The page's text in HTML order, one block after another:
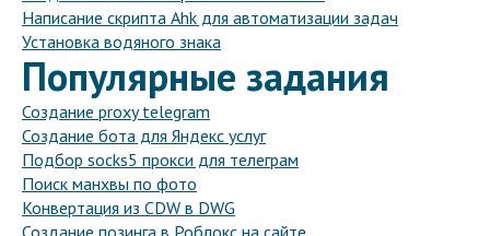
Написание скрипта Ahk для автоматизации задач
Установка водяного знака
Популярные задания
Создание proxy telegram
Создание бота для Яндекс услуг
Подбор socks5 прокси для телеграм
Поиск манхвы по фото
Конвертация из CDW в DWG